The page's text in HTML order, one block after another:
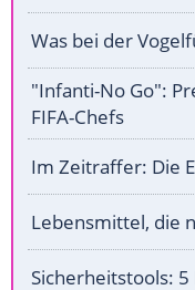
Was bei der
"Infanti-No Go":
FIFA-Chefs
Im Zeitraffer: Die
Lebensmittel, die
Sicherheitstools: